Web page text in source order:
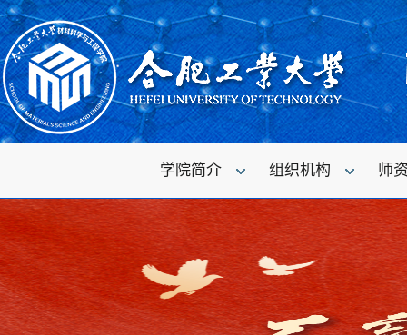
学院简介 组织机构 师